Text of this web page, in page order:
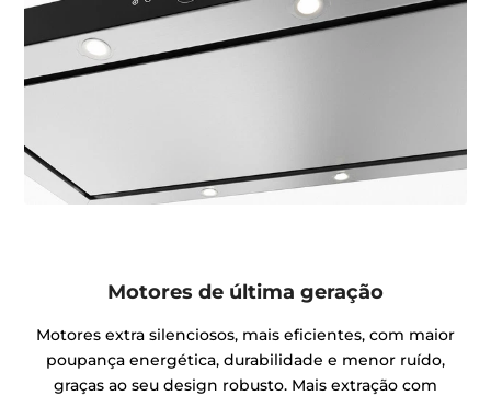
Motores de última geração
Motores extra silenciosos, mais eficientes, com maior
poupança energética, durabilidade e menor ruído,
graças ao seu design robusto. Mais extração com